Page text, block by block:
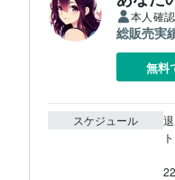
本人確認
総販売実
無料
スケジュール